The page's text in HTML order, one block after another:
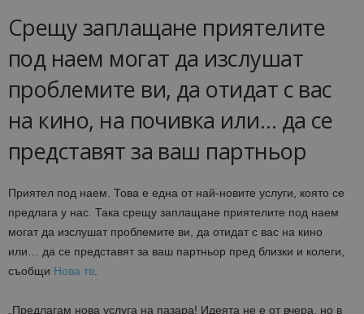
Срещу заплащане приятелите
под наем могат да изслушат
проблемите ви, да отидат с вас
на кино, на почивка или… да се
представят за ваш партньор
Приятел под наем. Това е една от най-новите услуги, която се
предлага у нас. Така срещу заплащане приятелите под наем
могат да изслушат проблемите ви, да отидат с вас на кино
или… да се представят за ваш партньор пред близки и колеги,
съобщи Нова тв.
„Предлагам нова услуга на пазара! Идеята не е от вчера, но в